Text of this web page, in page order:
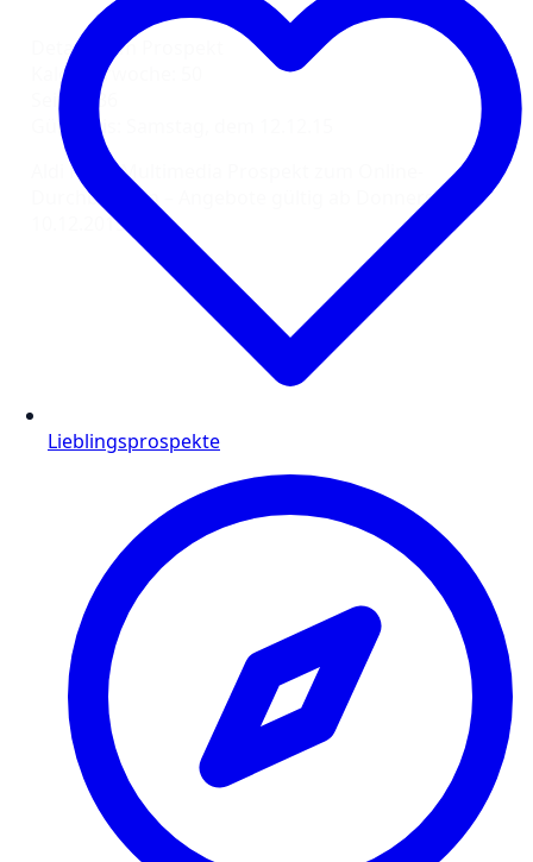
Details zum Prospekt
Kalenderwoche: 50
Seiten: 36
Gültig bis: Samstag, dem 12.12.15
Aldi Nord Multimedia Prospekt zum Online-
Durchblättern – Angebote gültig ab Donnerstag,
10.12.2015:
Lieblingsprospekte